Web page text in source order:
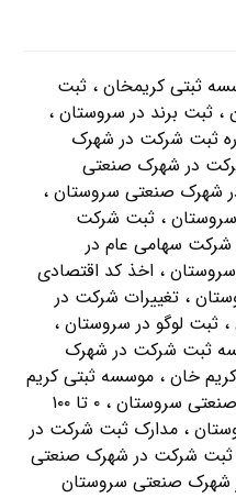
ثبتی کریمخان ، ثبت
ثبت برند در سروستان ،
ثبت شرکت در شهرک
در شهرک صنعتی
شهرک صنعتی سروستان ،
، ثبت شرکت
سهامی عام در
سروستان ، اخذ کد اقتصادی
، تغییرات شرکت در
لوگو در سروستان ،
ثبت شرکت در شهرک
خان ، موسسه ثبتی کریم
خان ، امور ثبت شرکت در شهرک صنعتی سروستان ، ۰ تا ۱۰۰
، مدارک ثبت شرکت در
ثبت شرکت در شهرک صنعتی
شهرک صنعتی سروستان